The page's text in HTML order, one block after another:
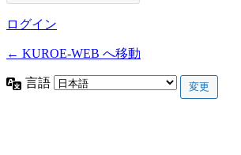
ログイン
← KUROE-WEB へ移動
言語